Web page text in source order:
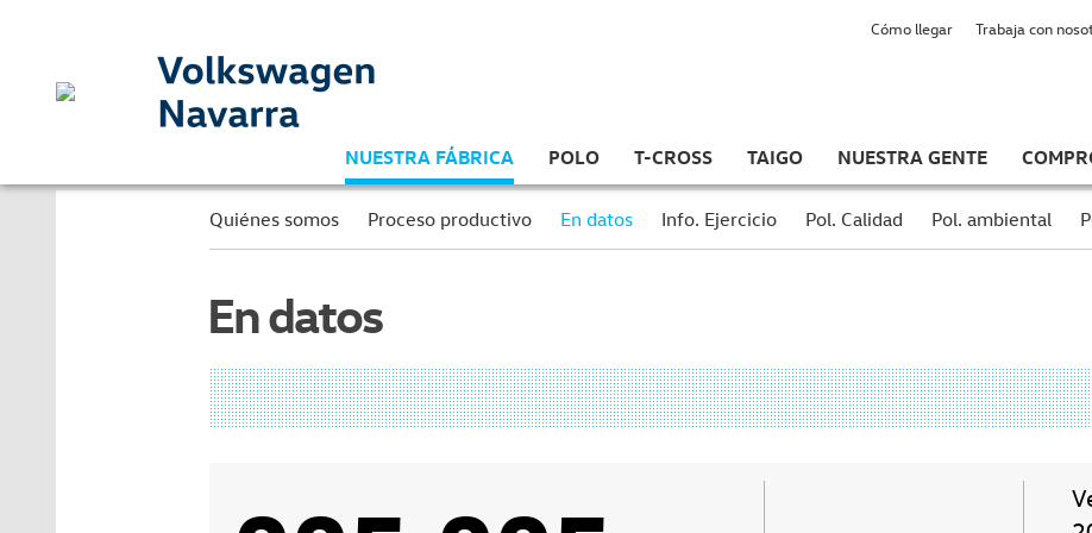
NUESTRA FÁBRICA POLO T-CROSS TAIGO NUESTRA GENTE
Cómo llegar Trabaja con
Quiénes somos Proceso productivo En datos Info. Ejercicio Pol. Calidad Pol. ambiental
En datos